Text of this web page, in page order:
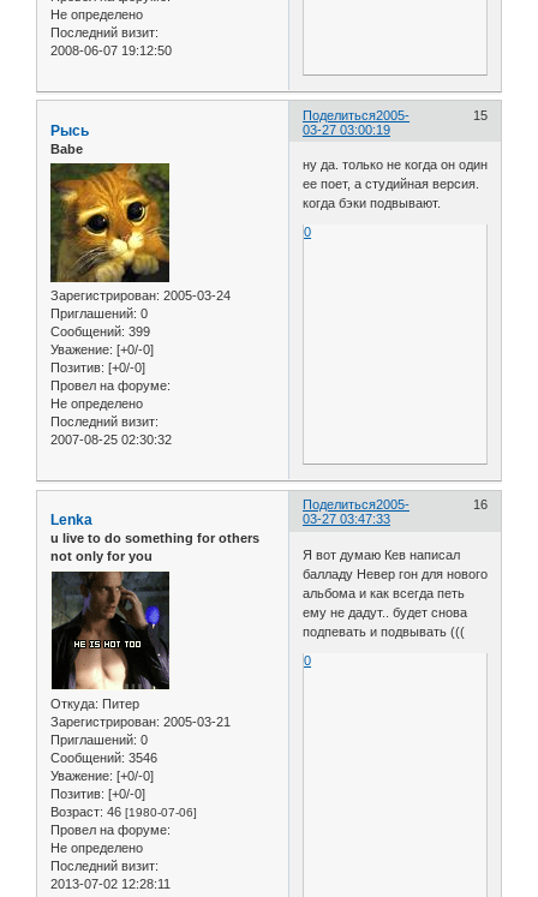
Не определено
Последний визит:
2008-06-07 19:12:50
Поделиться 15
2005-
03-27 03:00:19
Рысь
Babe
Зарегистрирован: 2005-03-24
Приглашений: 0
Сообщений: 399
Уважение: [+0/-0]
Позитив: [+0/-0]
Провел на форуме:
Не определено
Последний визит:
2007-08-25 02:30:32
ну да. только не когда он один
ее поет, а студийная версия.
когда бэки подвывают.
0
Поделиться 16
2005-
03-27 03:47:33
Lenka
u live to do something for others
not only for you
Откуда: Питер
Зарегистрирован: 2005-03-21
Приглашений: 0
Сообщений: 3546
Уважение: [+0/-0]
Позитив: [+0/-0]
Возраст: 46 [1980-07-06]
Провел на форуме:
Не определено
Последний визит:
2013-07-02 12:28:11
Я вот думаю Кев написал
балладу Невер гон для нового
альбома и как всегда петь
ему не дадут.. будет снова
подпевать и подвывать (((
0